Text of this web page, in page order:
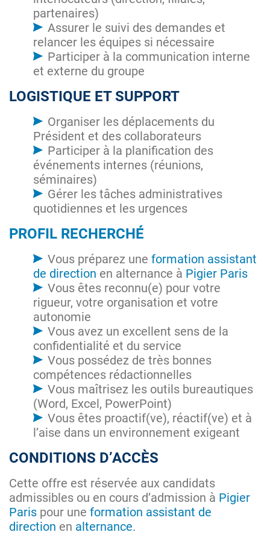
partenaires)
Assurer le suivi des demandes et
relancer les équipes si nécessaire
Participer à la communication interne
et externe du groupe
LOGISTIQUE ET SUPPORT
Organiser les déplacements du
Président et des collaborateurs
Participer à la planification des
événements internes (réunions,
séminaires)
Gérer les tâches administratives
quotidiennes et les urgences
PROFIL RECHERCHÉ
Vous préparez une formation assistant
de direction en alternance à Pigier Paris
Vous êtes reconnu(e) pour votre
rigueur, votre organisation et votre
autonomie
Vous avez un excellent sens de la
confidentialité et du service
Vous possédez de très bonnes
compétences rédactionnelles
Vous maîtrisez les outils bureautiques
(Word, Excel, PowerPoint)
Vous êtes proactif(ve), réactif(ve) et à
l’aise dans un environnement exigeant
CONDITIONS D’ACCÈS
Cette offre est réservée aux candidats
admissibles ou en cours d’admission à Pigier
Paris pour une formation assistant de
direction en alternance.